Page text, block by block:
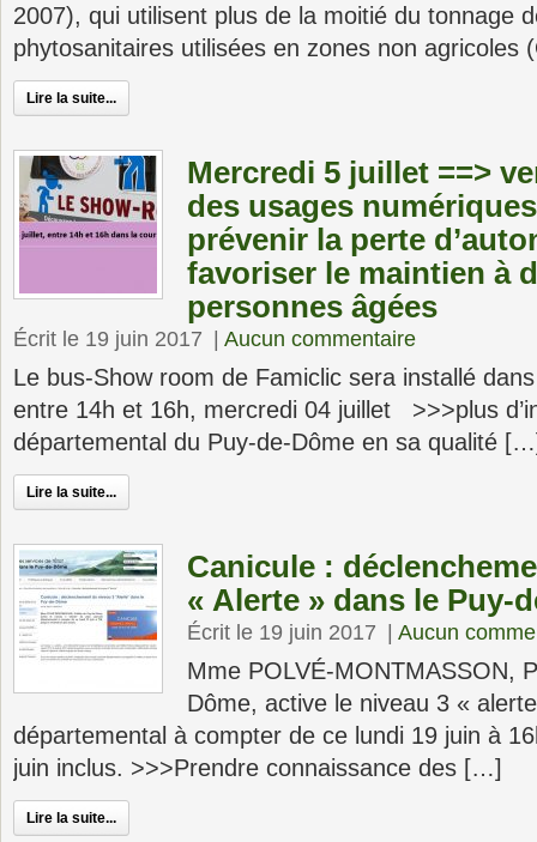
2007), qui utilisent plus de la moitié du tonnage
phytosanitaires utilisées en zones non
Lire la suite...
Mercredi 5 juillet ==>
des usages
prévenir la perte
favoriser le maintien à
personnes âgées
Écrit le 19 juin 2017 Aucun commentaire
Le bus-Show room de Famiclic sera installé
entre 14h et 16h, mercredi 04 juillet >>>plus
départemental du Puy-de-Dôme en sa qualité
Lire la suite...
Canicule :
« Alerte » dans le Puy-
Écrit le 19 juin 2017 Aucun
Mme POLVÉ-MONTMASSON,
Dôme, active le niveau 3 «
départemental à compter de ce lundi 19 juin à
juin inclus. >>>Prendre connaissance des […]
Lire la suite...